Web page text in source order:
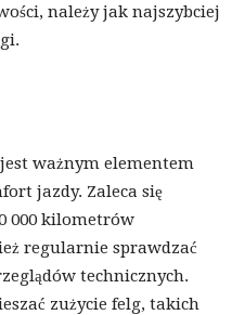
należy jak najszybciej
ważnym elementem
jazdy. Zaleca się
000 kilometrów
regularnie sprawdzać
technicznych.
zużycie felg, takich